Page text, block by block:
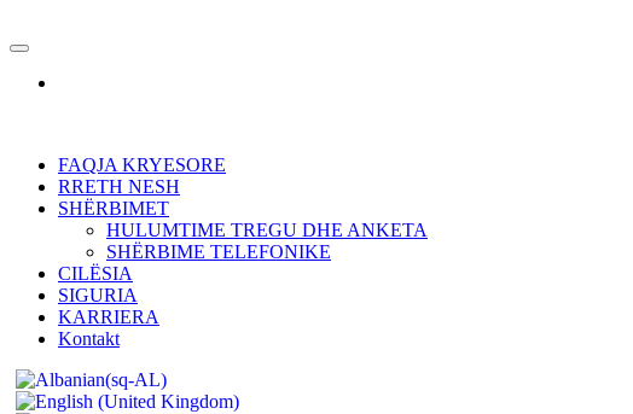
FAQJA KRYESORE
RRETH NESH
SHËRBIMET
HULUMTIME TREGU DHE ANKETA
SHËRBIME TELEFONIKE
CILËSIA
SIGURIA
KARRIERA
Kontakt